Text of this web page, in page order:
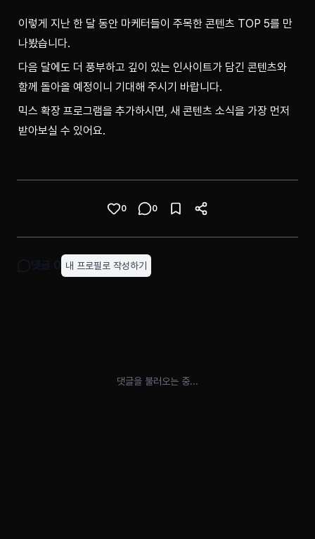
이렇게 지난 한 달 동안 마케터들이 주목한 콘텐츠 TOP 5를 만
나봤습니다.
다음 달에도 더 풍부하고 깊이 있는 인사이트가 담긴 콘텐츠와
함께 돌아올 예정이니 기대해 주시기 바랍니다.
믹스 확장 프로그램을 추가하시면, 새 콘텐츠 소식을 가장 먼저
받아보실 수 있어요.
0 0
댓글 0 내 프로필로 작성하기
댓글을 불러오는 중...